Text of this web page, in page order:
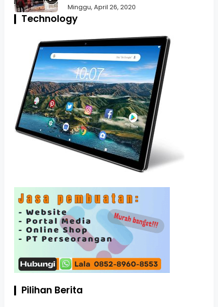
Minggu, April 26, 2020
Technology
Pilihan Berita